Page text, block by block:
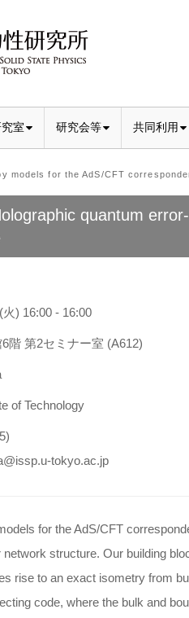
室 研究会等 共同利用
models for the AdS/CFT
quantum
) 16:00 - 16:00
階 第2セミナー室 (A612)
of Technology
tokyo.ac.jp
for the AdS/CFT
structure. Our building
rise to an exact isometry from
code, where the bulk and